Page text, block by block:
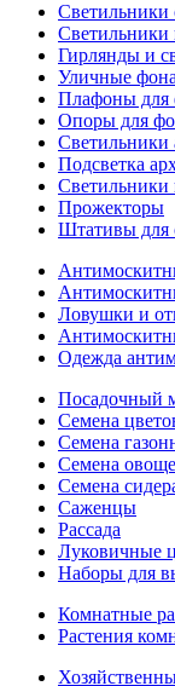
Светильники
Светильники
Гирлянды и
Уличные
Плафоны для
Опоры для
Светильники
Подсветка
Светильники
Прожекторы
Штативы для
Ловушки и
Одежда
Посадочный
Семена
Семена
Семена
Семена
Саженцы
Рассада
Луковичные
Наборы для
Комнатные
Растения